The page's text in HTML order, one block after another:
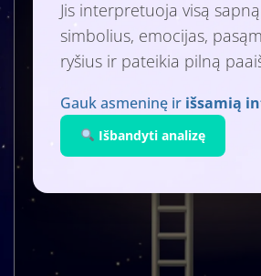
Jis interpretuoja visą
simbolius, emocijas,
ryšius ir pateikia pilną
Gauk asmeninę ir išsamią
Išbandyti analizę